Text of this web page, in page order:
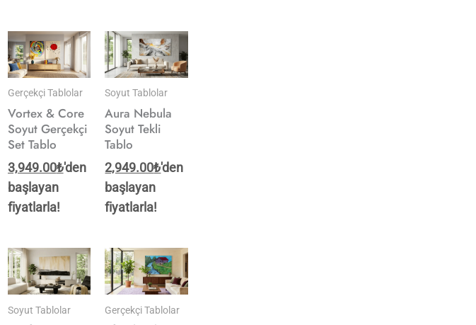
Gerçekçi Tablolar
Vortex & Core
Soyut Gerçekçi
Set Tablo
3,949.00₺'den
başlayan
fiyatlarla!
Soyut Tablolar
Aura Nebula
Soyut Tekli
Tablo
2,949.00₺'den
başlayan
fiyatlarla!
Soyut Tablolar Gerçekçi Tablolar